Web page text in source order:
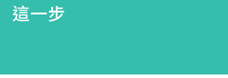
這一步